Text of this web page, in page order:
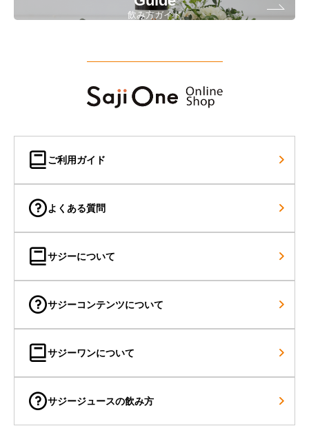
飲み方ガイド
ご利用ガイド
よくある質問
サジーについて
サジーコンテンツについて
サジーワンについて
サジージュースの飲み方